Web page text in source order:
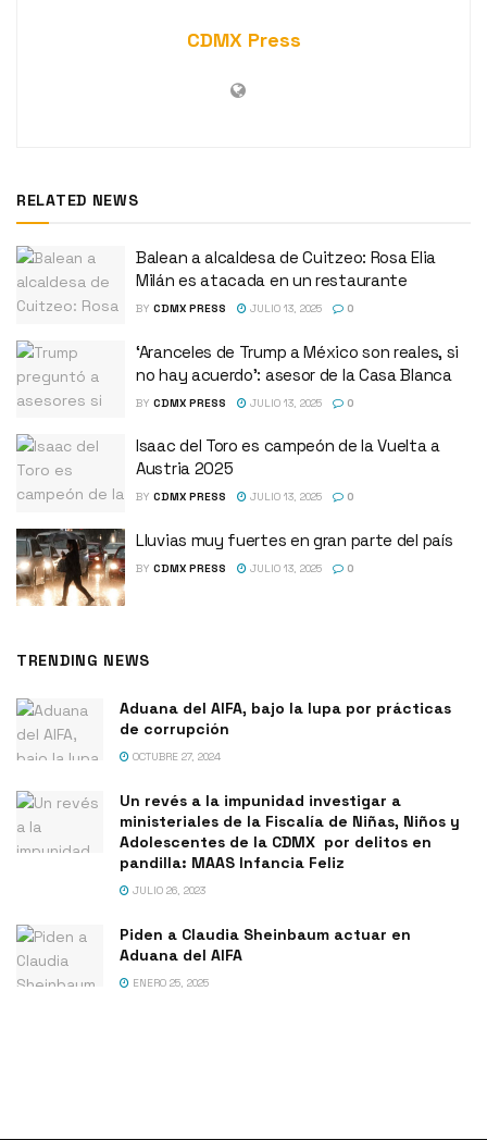
CDMX Press
RELATED NEWS
Balean a alcaldesa de Cuitzeo: Rosa Elia
Milán es atacada en un restaurante
BY CDMX PRESS JULIO 13, 2025 0
‘Aranceles de Trump a México son reales, si
no hay acuerdo’: asesor de la Casa Blanca
BY CDMX PRESS JULIO 13, 2025 0
Isaac del Toro es campeón de la Vuelta a
Austria 2025
BY CDMX PRESS JULIO 13, 2025 0
Lluvias muy fuertes en gran parte del país
BY CDMX PRESS JULIO 13, 2025 0
TRENDING NEWS
Aduana del AIFA, bajo la lupa por prácticas
de corrupción
OCTUBRE 27, 2024
Un revés a la impunidad investigar a
ministeriales de la Fiscalía de Niñas, Niños y
Adolescentes de la CDMX por delitos en
pandilla: MAAS Infancia Feliz
JULIO 26, 2023
Piden a Claudia Sheinbaum actuar en
Aduana del AIFA
ENERO 25, 2025